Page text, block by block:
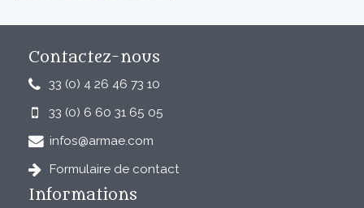
Contactez-nous
33 (0) 4 26 46 73 10
33 (0) 6 60 31 65 05
infos@armae.com
Formulaire de contact
Informations